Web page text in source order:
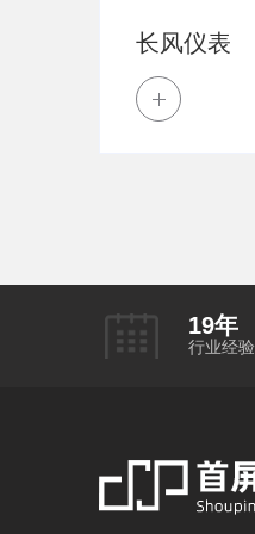
长风仪表
19年
行业经验